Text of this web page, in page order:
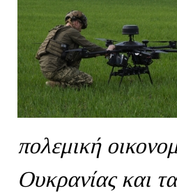
πολεμική
Ουκρανίας και